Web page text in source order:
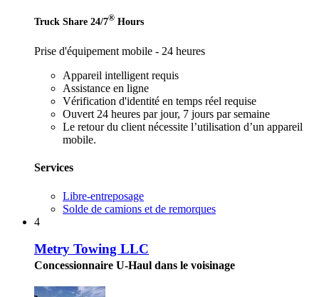
Truck Share 24/7® Hours
Prise d'équipement mobile - 24 heures
Appareil intelligent requis
Assistance en ligne
Vérification d'identité en temps réel requise
Ouvert 24 heures par jour, 7 jours par semaine
Le retour du client nécessite l’utilisation d’un appareil
mobile.
Services
Libre-entreposage
Solde de camions et de remorques
4
Metry Towing LLC
Concessionnaire U-Haul dans le voisinage